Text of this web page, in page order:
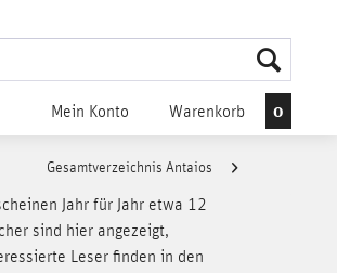
Mein Konto Warenkorb 0
Gesamtverzeichnis Antaios
Jahr für Jahr etwa 12
sind hier angezeigt,
Leser finden in den